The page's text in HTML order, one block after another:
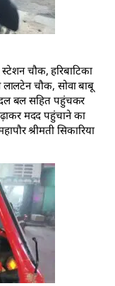
चौक, हरिबाटिका
चौक, सोवा बाबू
दल बल सहित पहुंचकर
मदद पहुंचाने का
श्रीमती सिकारिया